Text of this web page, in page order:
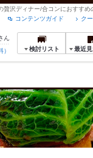
沢ディナー/合コンにおすすめ
ク
コンテンツガイド
ん
検討リスト 最近